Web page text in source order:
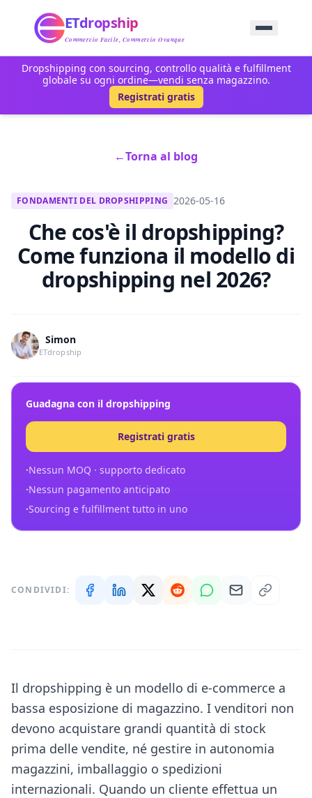
Approvvigionamento
Servizio
Prodotto
Blog
Supporto
ETdropship
Commercio Facile, Commercio Ovunque
Dropshipping con sourcing, controllo qualità e fulfillment
globale su ogni ordine—vendi senza magazzino.
Registrati gratis
←Torna al blog
FONDAMENTI DEL DROPSHIPPING 2026-05-16
Che cos'è il dropshipping?
Come funziona il modello di
dropshipping nel 2026?
Simon
ETdropship
Guadagna con il dropshipping
Registrati gratis
·Nessun MOQ · supporto dedicato
·Nessun pagamento anticipato
·Sourcing e fulfillment tutto in uno
CONDIVIDI:
Il dropshipping è un modello di e-commerce a
bassa esposizione di magazzino. I venditori non
devono acquistare grandi quantità di stock
prima delle vendite, né gestire in autonomia
magazzini, imballaggio o spedizioni
internazionali. Quando un cliente effettua un